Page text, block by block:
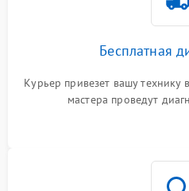
Бесплатная
Курьер привезет вашу технику
мастера проведут